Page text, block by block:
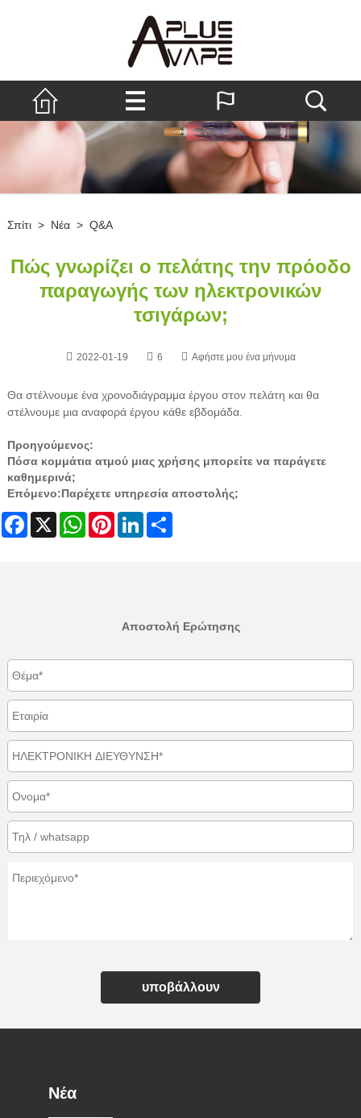
Σπίτι > Νέα > Q&A
Πώς γνωρίζει ο πελάτης την πρόοδο
παραγωγής των ηλεκτρονικών
τσιγάρων;
2022-01-19 6 Αφήστε μου ένα μήνυμα
Θα στέλνουμε ένα χρονοδιάγραμμα έργου στον πελάτη και θα
στέλνουμε μια αναφορά έργου κάθε εβδομάδα.
Προηγούμενος:
Πόσα κομμάτια ατμού μιας χρήσης μπορείτε να παράγετε
καθημερινά;
Επόμενο:Παρέχετε υπηρεσία αποστολής;
Facebook WhatsAppPinterestLinkedIn
Αποστολή Ερώτησης
υποβάλλουν
Νέα